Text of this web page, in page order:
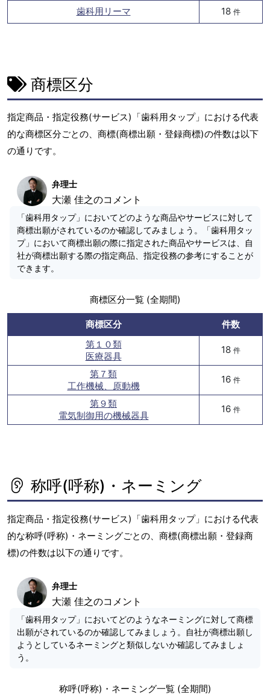
歯科用リーマ 18 件
商標区分
指定商品・指定役務(サービス)「歯科用タップ」における代表
的な商標区分ごとの、商標(商標出願・登録商標)の件数は以下
の通りです。
弁理士
大瀬 佳之のコメント
「歯科用タップ」においてどのような商品やサービスに対して
商標出願がされているのか確認してみましょう。「歯科用タッ
プ」において商標出願の際に指定された商品やサービスは、自
社が商標出願する際の指定商品、指定役務の参考にすることが
できます。
商標区分一覧 (全期間)
商標区分
件数
第１０類
医療器具
18 件
第７類
工作機械、原動機
16 件
第９類
電気制御用の機械器具
16 件
称呼(呼称)・ネーミング
指定商品・指定役務(サービス)「歯科用タップ」における代表
的な称呼(呼称)・ネーミングごとの、商標(商標出願・登録商
標)の件数は以下の通りです。
弁理士
大瀬 佳之のコメント
「歯科用タップ」においてどのようなネーミングに対して商標
出願がされているのか確認してみましょう。自社が商標出願し
ようとしているネーミングと類似しないか確認してみましょ
う。
称呼(呼称)・ネーミング一覧 (全期間)